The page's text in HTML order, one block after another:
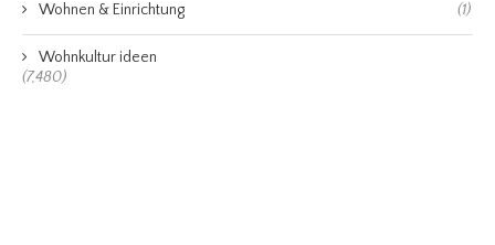
Wohnen & Einrichtung (1)
Wohnkultur ideen
(7,480)